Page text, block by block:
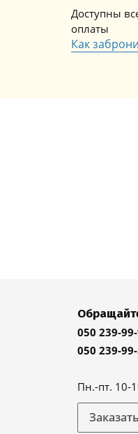
Доступны
оплаты
Как
050 239-
050 239-
Пн.-пт. 10-